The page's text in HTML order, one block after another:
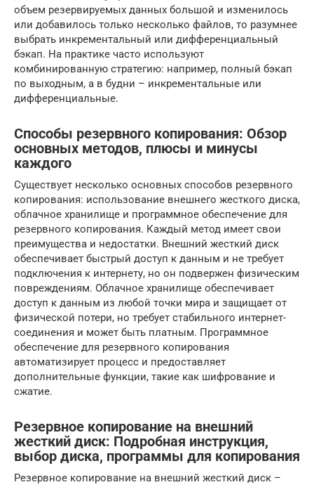
объем резервируемых данных большой и изменилось
или добавилось только несколько файлов, то разумнее
выбрать инкрементальный или дифференциальный
бэкап. На практике часто используют
комбинированную стратегию: например, полный бэкап
по выходным, а в будни – инкрементальные или
дифференциальные.
Способы резервного копирования: Обзор
основных методов, плюсы и минусы
каждого
Существует несколько основных способов резервного
копирования: использование внешнего жесткого диска,
облачное хранилище и программное обеспечение для
резервного копирования. Каждый метод имеет свои
преимущества и недостатки. Внешний жесткий диск
обеспечивает быстрый доступ к данным и не требует
подключения к интернету, но он подвержен физическим
повреждениям. Облачное хранилище обеспечивает
доступ к данным из любой точки мира и защищает от
физической потери, но требует стабильного интернет-
соединения и может быть платным. Программное
обеспечение для резервного копирования
автоматизирует процесс и предоставляет
дополнительные функции, такие как шифрование и
сжатие.
Резервное копирование на внешний
жесткий диск: Подробная инструкция,
выбор диска, программы для копирования
Резервное копирование на внешний жесткий диск –